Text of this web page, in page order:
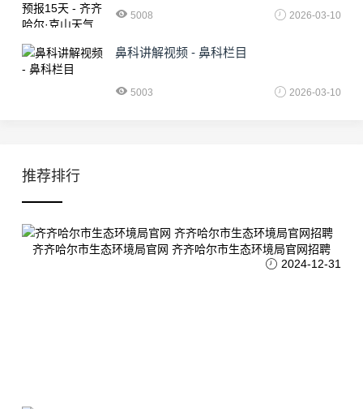
5008 2026-03-10
鼻科讲解视频 - 鼻科栏目
5003 2026-03-10
推荐排行
齐齐哈尔市生态环境局官网 齐齐哈尔市生态环境局官网招聘
2024-12-31